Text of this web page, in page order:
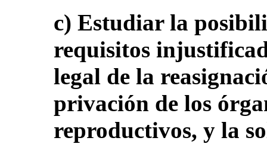
c) Estudiar la
requisitos
legal de la
privación de los
reproductivos, y la